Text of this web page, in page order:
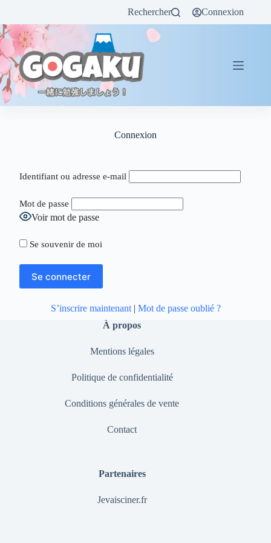
Rechercher Connexion
Connexion
Identifiant ou adresse e-mail
Mot de passe
Voir mot de passe
Se souvenir de moi
S’inscrire maintenant| Mot de passe oublié ?
À propos
Mentions légales
Politique de confidentialité
Conditions générales de vente
Contact
Partenaires
Jevaisciner.fr